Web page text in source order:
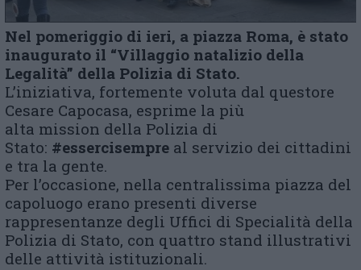
Nel pomeriggio di ieri, a piazza Roma, è stato
inaugurato il “Villaggio natalizio della
Legalità” della Polizia di Stato.
L’iniziativa, fortemente voluta dal questore
Cesare Capocasa, esprime la più
alta mission della Polizia di
Stato: #essercisempre al servizio dei cittadini
e tra la gente.
Per l’occasione, nella centralissima piazza del
capoluogo erano presenti diverse
rappresentanze degli Uffici di Specialità della
Polizia di Stato, con quattro stand illustrativi
delle attività istituzionali.